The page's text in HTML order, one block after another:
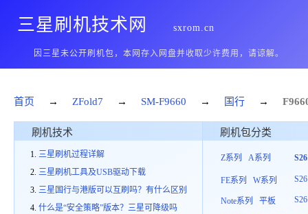
三星刷机技术网 sxrom.cn
因三星未公开刷机包，本网存入网盘并收取少许费用，请谅解。
首页 → ZFold7 → SM-F9660 → 国行 →
刷机技术
三星刷机过程详解
三星刷机工具及USB驱动下载
三星国行与港版可以互刷吗？有什么区别
什么是“安全策略”版本？三星可降级吗
刷机包分类
Z系列 A系列
FE系列 W系列
Note系列
平板
S26